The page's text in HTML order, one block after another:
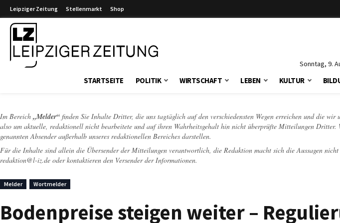
Leipziger Zeitung Stellenmarkt Shop
Sonntag, 9.
STARTSEITE POLITIK WIRTSCHAFT LEBEN KULTUR
Im Bereich „Melder“ finden Sie Inhalte Dritter, die uns tagtäglich auf den verschiedensten Wegen erreichen und die
also um aktuelle, redaktionell nicht bearbeitete und auf ihren Wahrheitsgehalt hin nicht überprüfte Mitteilungen Dritter.
genannten Absender außerhalb unseres redaktionellen Bereiches darstellen.
Für die Inhalte sind allein die Übersender der Mitteilungen verantwortlich, die Redaktion macht sich die Aussagen nicht
redaktion@l-iz.de oder kontaktieren den Versender der Informationen.
Melder Wortmelder
Bodenpreise steigen weiter –